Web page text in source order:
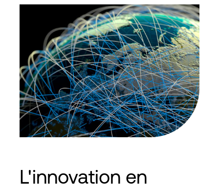
L'innovation en